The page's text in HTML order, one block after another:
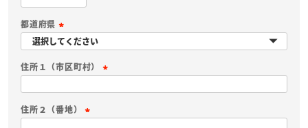
)
須
)
都道府県
(
必
須
)
住所１（市区町村）
須
住所２（番地）